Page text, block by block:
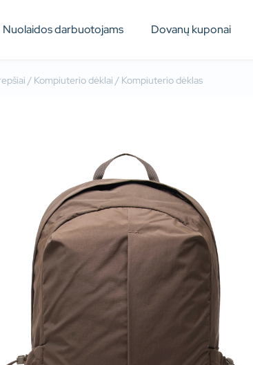
Nuolaidos darbuotojams Dovanų kuponai
/ Kompiuterio dėklai / Kompiuterio dėklas